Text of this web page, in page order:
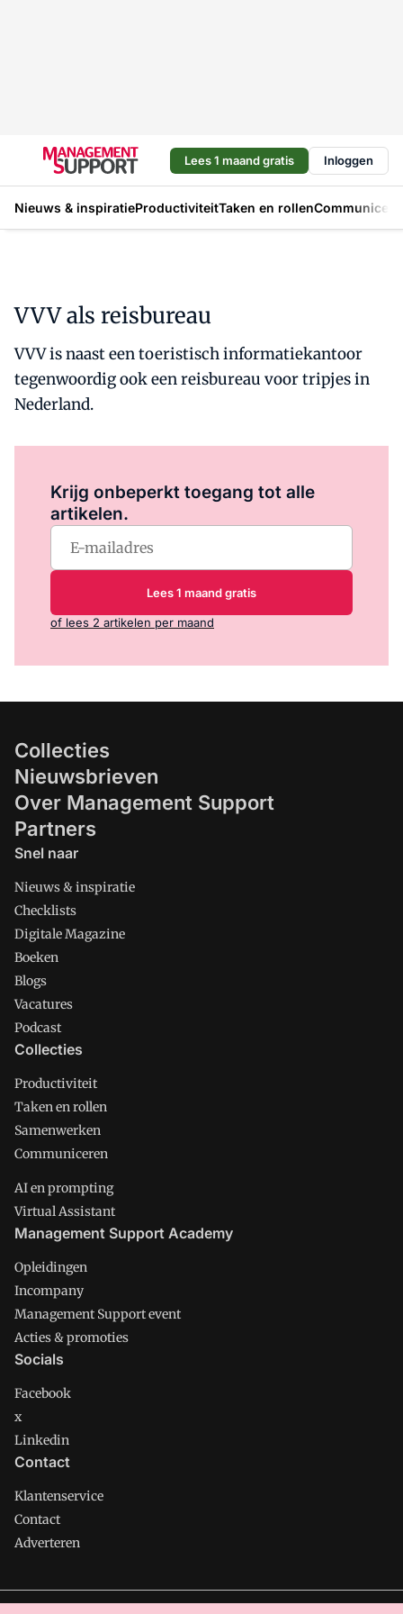
Lees 1 maand gratis Inloggen
Nieuws & inspiratieProductiviteitTaken en rollen
VVV als reisbureau
VVV is naast een toeristisch informatiekantoor
tegenwoordig ook een reisbureau voor tripjes in
Nederland.
Krijg onbeperkt toegang tot alle
artikelen.
Lees 1 maand gratis
of lees 2 artikelen per maand
Collecties
Nieuwsbrieven
Over Management Support
Partners
Snel naar
Nieuws & inspiratie
Checklists
Digitale Magazine
Boeken
Blogs
Vacatures
Podcast
Collecties
Productiviteit
Taken en rollen
Samenwerken
Communiceren
AI en prompting
Virtual Assistant
Management Support Academy
Opleidingen
Incompany
Management Support event
Acties & promoties
Socials
Facebook
x
Linkedin
Contact
Klantenservice
Contact
Adverteren